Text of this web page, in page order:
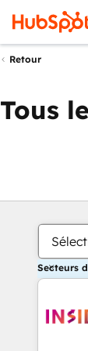
Retour
Tous
Secteurs